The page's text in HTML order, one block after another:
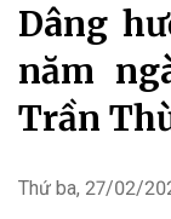
Dâng
năm
Trần
Thứ ba, 27/02/